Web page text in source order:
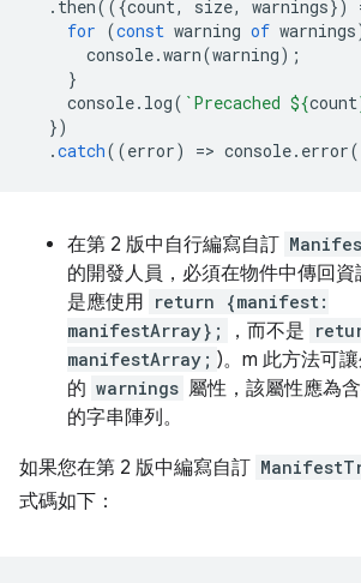
. then(({count, size, warnings})
for (const warning of warnings
console.warn(warning);
}
console. log( `Precached ${count
})
.catch((error) => console. error(
在第 2 版中自行編寫自訂
的開發人員，必須在物件中傳回
是應使用 return {manifest:
manifestArray};
，而不是
manifestArray; )。m 此方法可
的 warnings 屬性，該屬性應為
的字串陣列。
如果您在第 2 版中編寫自訂
式碼如下：